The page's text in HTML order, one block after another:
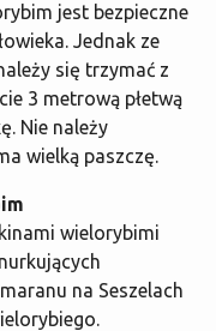
jest bezpieczne
Jednak ze
się trzymać z
3 metrową płetwą
Nie należy
wielką paszczę.
wielorybimi
na Seszelach